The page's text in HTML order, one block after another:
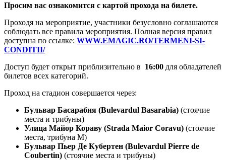
Просим вас ознакомится с картой прохода на билете.
Проходя на мероприятие, участники безусловно соглашаются
соблюдать все правила мероприятия. Полная версия правил
доступна по ссылке: WWW.EMAGIC.RO/TERMENI-SI-
CONDITII/
Доступ будет открыт приблизительно в 16:00 для обладателей
билетов всех категорий.
Проход на стадион совершается через:
Бульвар Басарабия (Bulevardul Basarabia) (стоячие
места и трибуны)
Улица Майор Кораву (Strada Maior Coravu) (стоячие
места, трибуна М)
Бульвар Пьер Де Кубертен (Bulevardul Pierre de
Coubertin) (стоячие места и трибуны)